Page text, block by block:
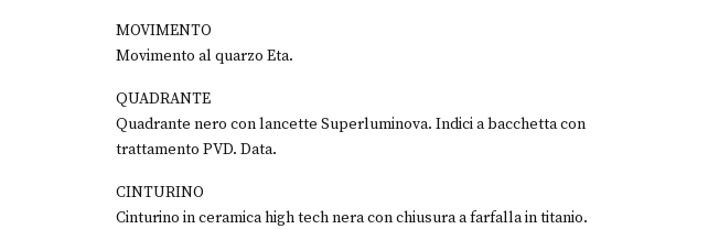
MOVIMENTO
Movimento al quarzo Eta.
QUADRANTE
Quadrante nero con lancette Superluminova. Indici a bacchetta con
trattamento PVD. Data.
CINTURINO
Cinturino in ceramica high tech nera con chiusura a farfalla in titanio.